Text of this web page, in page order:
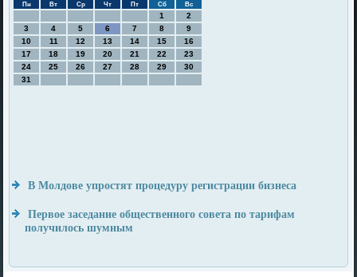
Пн Вт Ср Чт Пт Сб Вс
1
2
3
4 5 6 7 8
9
10
11 12 13 14 15
16
17
18 19 20 21 22
23
24
25 26 27 28 29
30
31
В Молдове упростят процедуру регистрации бизнеса
Первое заседание общественного совета по тарифам
получилось шумным